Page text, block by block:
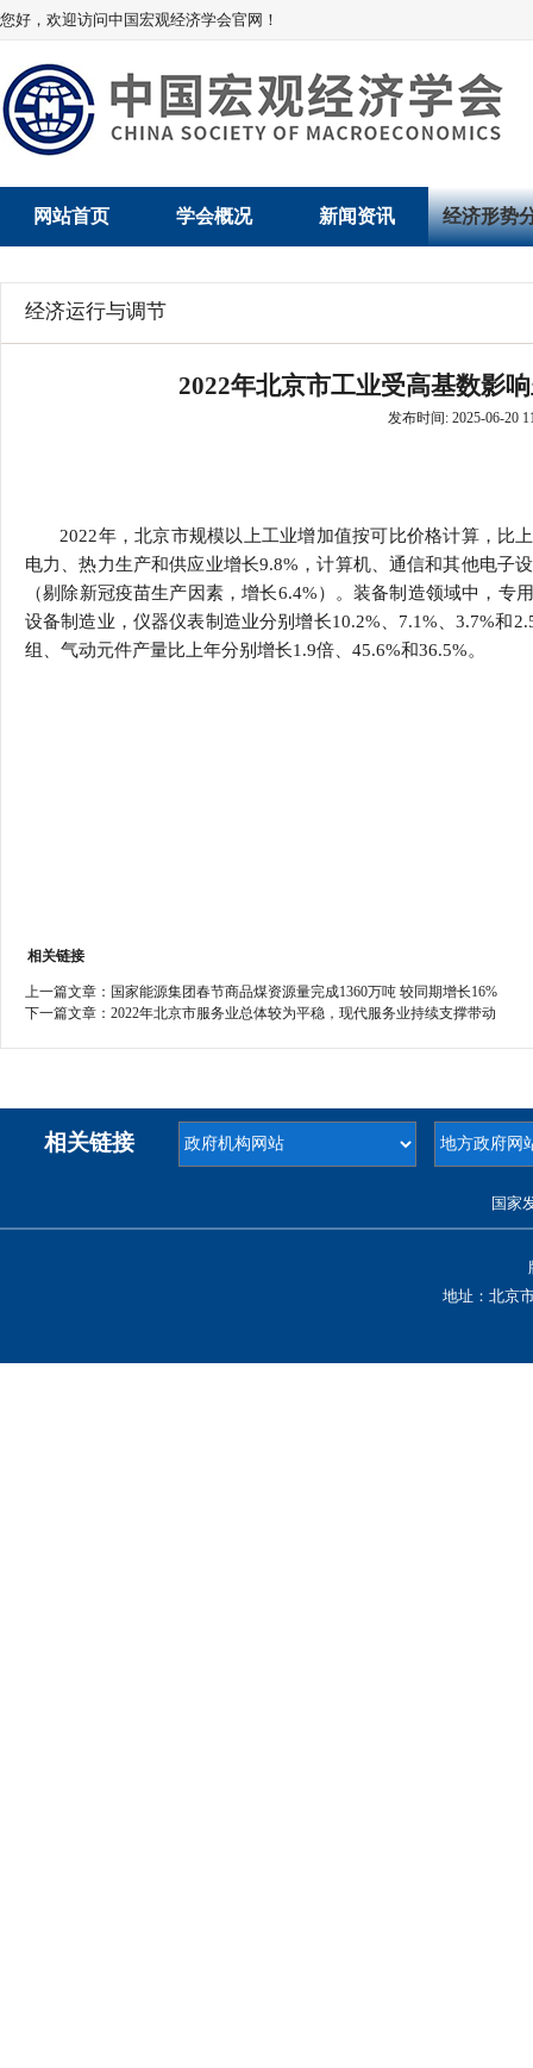
您好，欢迎访问中国宏观经济学会官网！
网站首页 学会概况
学会领导
学会章程
特邀研究员
新闻资讯
学会动态
经济形势
经济运行与
行
贸易与流
价格指数
经济运行与调节
2022年北京市工业受高基数影
发布时间: 2025-06-20
2022年，北京市规模以上工业增加值按可比价格计算，比
电力、热力生产和供应业增长9.8%，计算机、通信和其他电子
（剔除新冠疫苗生产因素，增长6.4%）。装备制造领域中，
设备制造业，仪器仪表制造业分别增长10.2%、7.1%、3.7%和
组、气动元件产量比上年分别增长1.9倍、45.6%和36.5%。
相关链接
上一篇文章： 国家能源集团春节商品煤资源量完成1360万吨 较同期增长16%
下一篇文章： 2022年北京市服务业总体较为平稳，现代服务业持续支撑带动
相关链接
国家
地址：北京